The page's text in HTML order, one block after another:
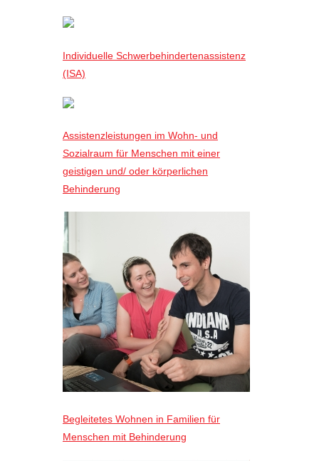
Individuelle Schwerbehindertenassistenz
(ISA)
Assistenzleistungen im Wohn- und
Sozialraum für Menschen mit einer
geistigen und/ oder körperlichen
Behinderung
Begleitetes Wohnen in Familien für
Menschen mit Behinderung